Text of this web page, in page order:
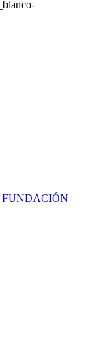
|
FUNDACIÓN